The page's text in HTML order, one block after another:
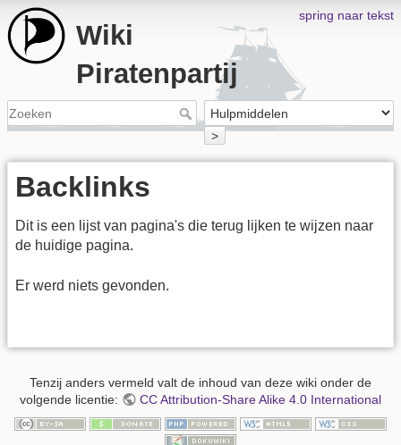
spring naar tekst
Wiki
Piratenpartij
>
Backlinks
Dit is een lijst van pagina's die terug lijken te wijzen naar
de huidige pagina.
Er werd niets gevonden.
Tenzij anders vermeld valt de inhoud van deze wiki onder de
volgende licentie:
CC Attribution-Share Alike 4.0 International